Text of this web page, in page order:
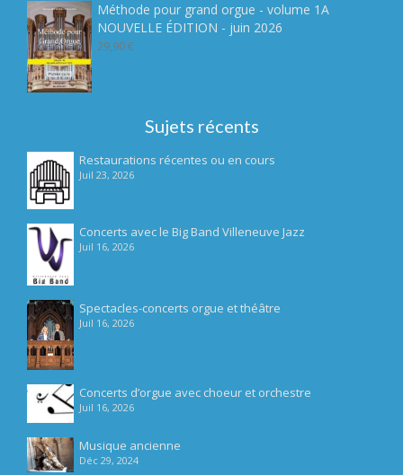
7,90 €.4,90 €.
Méthode pour grand orgue - volume 1A
NOUVELLE ÉDITION - juin 2026
29,90€
Sujets récents
Restaurations récentes ou en cours
Juil 23, 2026
Concerts avec le Big Band Villeneuve Jazz
Juil 16, 2026
Spectacles-concerts orgue et théâtre
Juil 16, 2026
Concerts d’orgue avec choeur et orchestre
Juil 16, 2026
Musique ancienne
Déc 29, 2024